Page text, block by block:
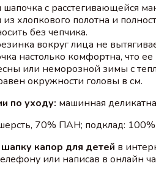
с расстегивающейся
хлопкового полотна и
без чепчика.
вокруг лица не
настолько комфортна, что
или неморозной зимы с
окружности головы в см.
по уходу: машинная
70% ПАН; подклад: 100%
шапку капор для детей в
или написав в онлайн